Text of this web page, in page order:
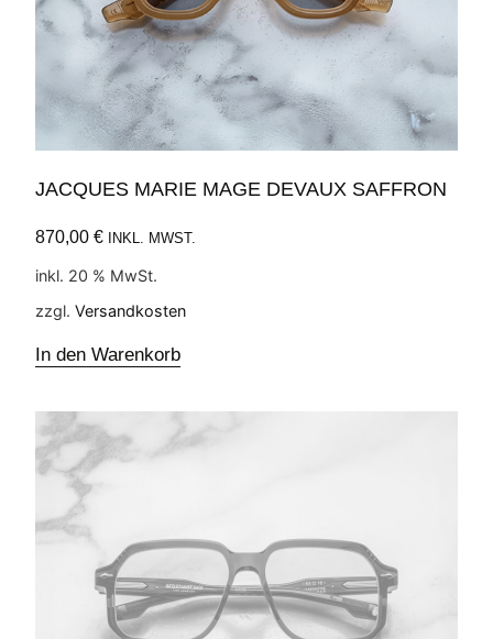
JACQUES MARIE MAGE DEVAUX SAFFRON
870,00 € INKL. MWST.
inkl. 20 % MwSt.
zzgl. Versandkosten
In den Warenkorb